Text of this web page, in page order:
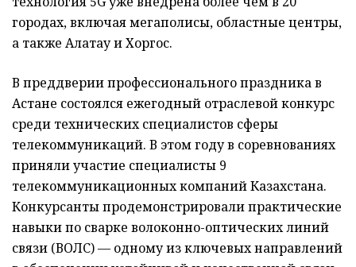
городах, включая мегаполисы, областные центры,
а также Алатау и Хоргос.
В преддверии профессионального праздника в
Астане состоялся ежегодный отраслевой конкурс
среди технических специалистов сферы
телекоммуникаций. В этом году в соревнованиях
приняли участие специалисты 9
телекоммуникационных компаний Казахстана.
Конкурсанты продемонстрировали практические
навыки по сварке волоконно-оптических линий
связи (ВОЛС) — одному из ключевых направлений